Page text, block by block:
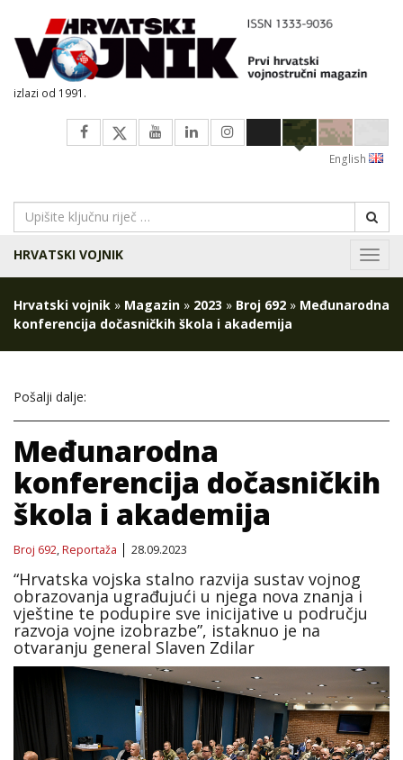
izlazi od 1991.
English
HRVATSKI VOJNIK
Hrvatski vojnik » Magazin » 2023 » Broj 692 » Međunarodna
konferencija dočasničkih škola i akademija
Pošalji dalje:
Međunarodna
konferencija dočasničkih
škola i akademija
Broj 692,Reportaža 28.09.2023
“Hrvatska vojska stalno razvija sustav vojnog
obrazovanja ugrađujući u njega nova znanja i
vještine te podupire sve inicijative u području
razvoja vojne izobrazbe”, istaknuo je na
otvaranju general Slaven Zdilar